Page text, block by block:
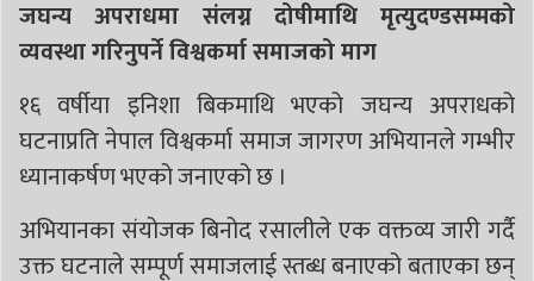
जघन्य अपराधमा संलग्न दोषीमाथि मृत्युदण्डसम्मको
व्यवस्था गरिनुपर्ने विश्वकर्मा समाजको माग
१६ वर्षीया इनिशा बिकमाथि भएको जघन्य अपराधको
घटनाप्रति नेपाल विश्वकर्मा समाज जागरण अभियानले गम्भीर
ध्यानाकर्षण भएको जनाएको छ ।
अभियानका संयोजक बिनोद रसालीले एक वक्तव्य जारी गर्दै
उक्त घटनाले सम्पूर्ण समाजलाई स्तब्ध बनाएको बताएका छन्